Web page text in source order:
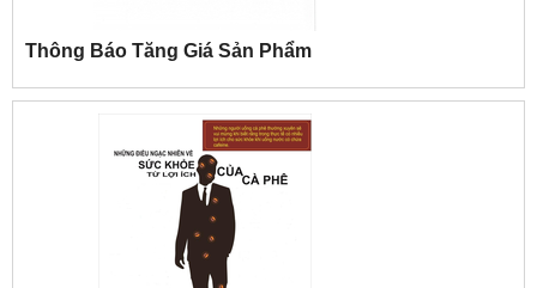
Thông Báo Tăng Giá Sản Phẩm